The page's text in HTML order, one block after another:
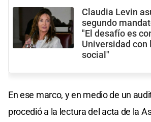
Claudia Levin
segundo
"El desafío es
Universidad con
social"
En ese marco, y en medio de un
procedió a la lectura del acta de la